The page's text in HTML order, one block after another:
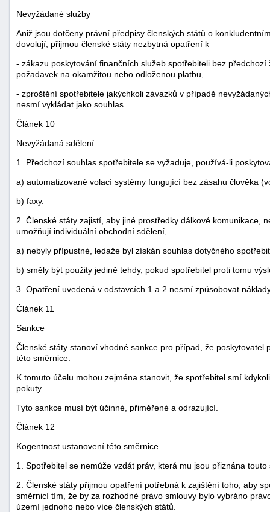
Nevyžádané služby
Aniž jsou dotčeny právní předpisy členských států o
dovolují, přijmou členské státy nezbytná opatření k
- zákazu poskytování finančních služeb spotřebiteli bez
požadavek na okamžitou nebo odloženou platbu,
- zproštění spotřebitele jakýchkoli závazků v případě
nesmí vykládat jako souhlas.
Článek 10
Nevyžádaná sdělení
1. Předchozí souhlas spotřebitele se vyžaduje, používá-li
a) automatizované volací systémy fungující bez zásahu člověka
b) faxy.
2. Členské státy zajistí, aby jiné prostředky dálkové komunikace,
umožňují individuální obchodní sdělení,
a) nebyly přípustné, ledaže byl získán souhlas dotyčného
b) směly být použity jedině tehdy, pokud spotřebitel proti tomu
3. Opatření uvedená v odstavcích 1 a 2 nesmí způsobovat
Článek 11
Sankce
Členské státy stanoví vhodné sankce pro případ, že
této směrnice.
K tomuto účelu mohou zejména stanovit, že spotřebitel smí
pokuty.
Tyto sankce musí být účinné, přiměřené a odrazující.
Článek 12
Kogentnost ustanovení této směrnice
1. Spotřebitel se nemůže vzdát práv, která mu jsou přiznána touto
2. Členské státy přijmou opatření potřebná k zajištění toho, aby
směrnicí tím, že by za rozhodné právo smlouvy bylo vybráno
území jednoho nebo více členských států.